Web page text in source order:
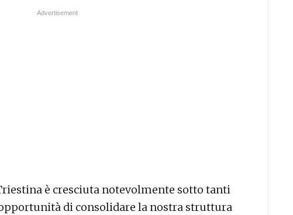
è cresciuta notevolmente sotto tanti
di consolidare la nostra struttura